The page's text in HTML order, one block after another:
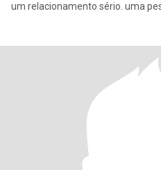
um relacionamento sério. uma